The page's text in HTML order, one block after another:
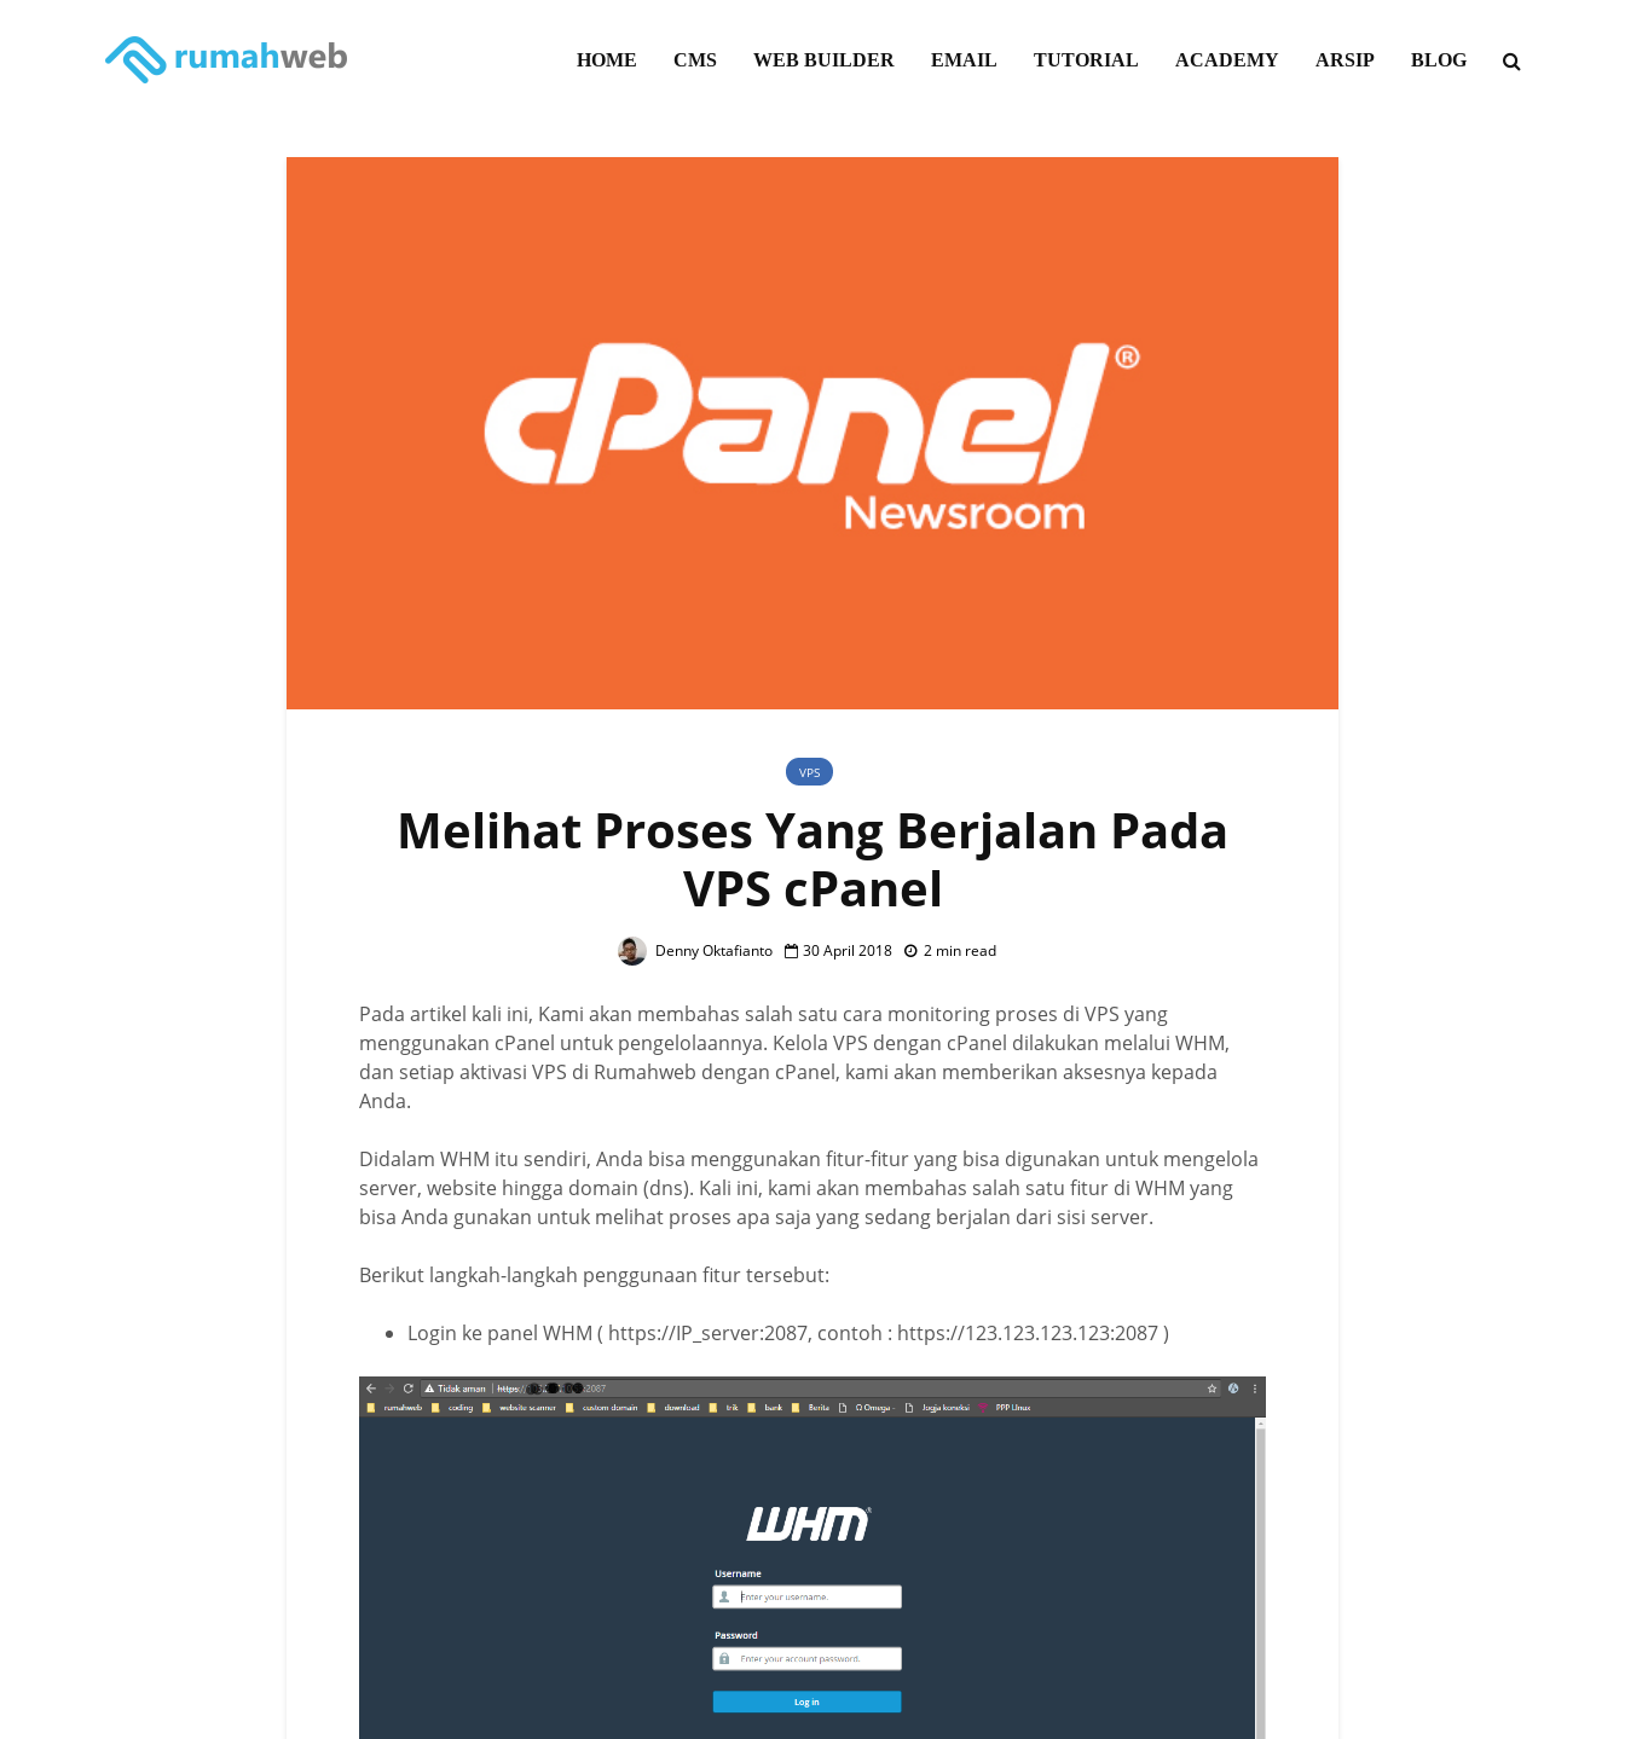
HOME CMS WEB BUILDER EMAIL TUTORIAL ACADEMY ARSIP BLOG
VPS
Melihat Proses Yang Berjalan Pada
VPS cPanel
Denny Oktafianto 30 April 2018 2 min read
Pada artikel kali ini, Kami akan membahas salah satu cara monitoring proses di VPS yang
menggunakan cPanel untuk pengelolaannya. Kelola VPS dengan cPanel dilakukan melalui WHM,
dan setiap aktivasi VPS di Rumahweb dengan cPanel, kami akan memberikan aksesnya kepada
Anda.
Didalam WHM itu sendiri, Anda bisa menggunakan fitur-fitur yang bisa digunakan untuk mengelola
server, website hingga domain (dns). Kali ini, kami akan membahas salah satu fitur di WHM yang
bisa Anda gunakan untuk melihat proses apa saja yang sedang berjalan dari sisi server.
Berikut langkah-langkah penggunaan fitur tersebut:
Login ke panel WHM ( https://IP_server:2087, contoh : https://123.123.123.123:2087 )